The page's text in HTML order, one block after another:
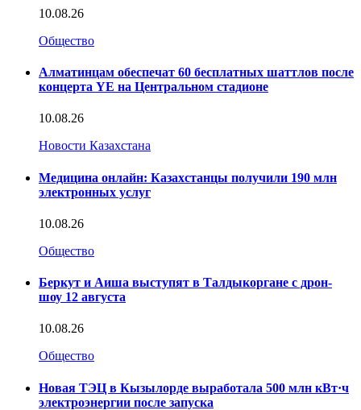
10.08.26
Общество
Алматинцам обеспечат 60 бесплатных шаттлов после
концерта YE на Центральном стадионе
10.08.26
Новости Казахстана
Медицина онлайн: Казахстанцы получили 190 млн
электронных услуг
10.08.26
Общество
Беркут и Аиша выступят в Талдыкоргане с дрон-
шоу 12 августа
10.08.26
Общество
Новая ТЭЦ в Кызылорде выработала 500 млн кВт·ч
электроэнергии после запуска